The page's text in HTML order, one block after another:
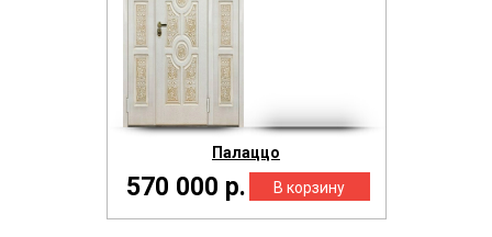
Палаццо
570 000 р.